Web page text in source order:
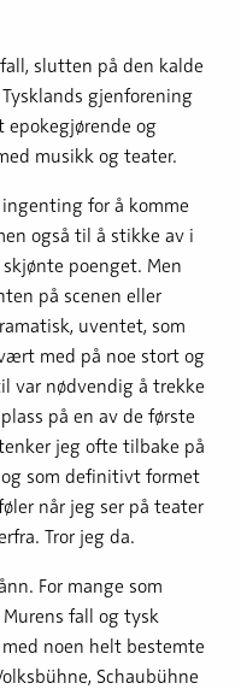
slutten på den kalde
gjenforening
epokegjørende og
musikk og teater.
for å komme
også til å stikke av i
poenget. Men
på scenen eller
uventet, som
med på noe stort og
var nødvendig å trekke
på en av de første
jeg ofte tilbake på
som definitivt formet
når jeg ser på teater
Tror jeg da.
For mange som
fall og tysk
noen helt bestemte
Schaubühne